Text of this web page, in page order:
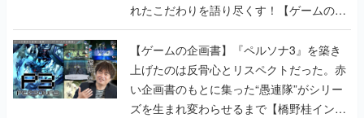
れたこだわりを語り尽くす！【ゲームの企
画書】
【ゲームの企画書】『ペルソナ3』を築き
上げたのは反骨心とリスペクトだった。赤
い企画書のもとに集った“愚連隊”がシリー
ズを生まれ変わらせるまで【橋野桂インタ